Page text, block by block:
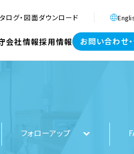
ログ・図面ダウンロード
会社情報採用情報 お問い合わせ
フォローアップ